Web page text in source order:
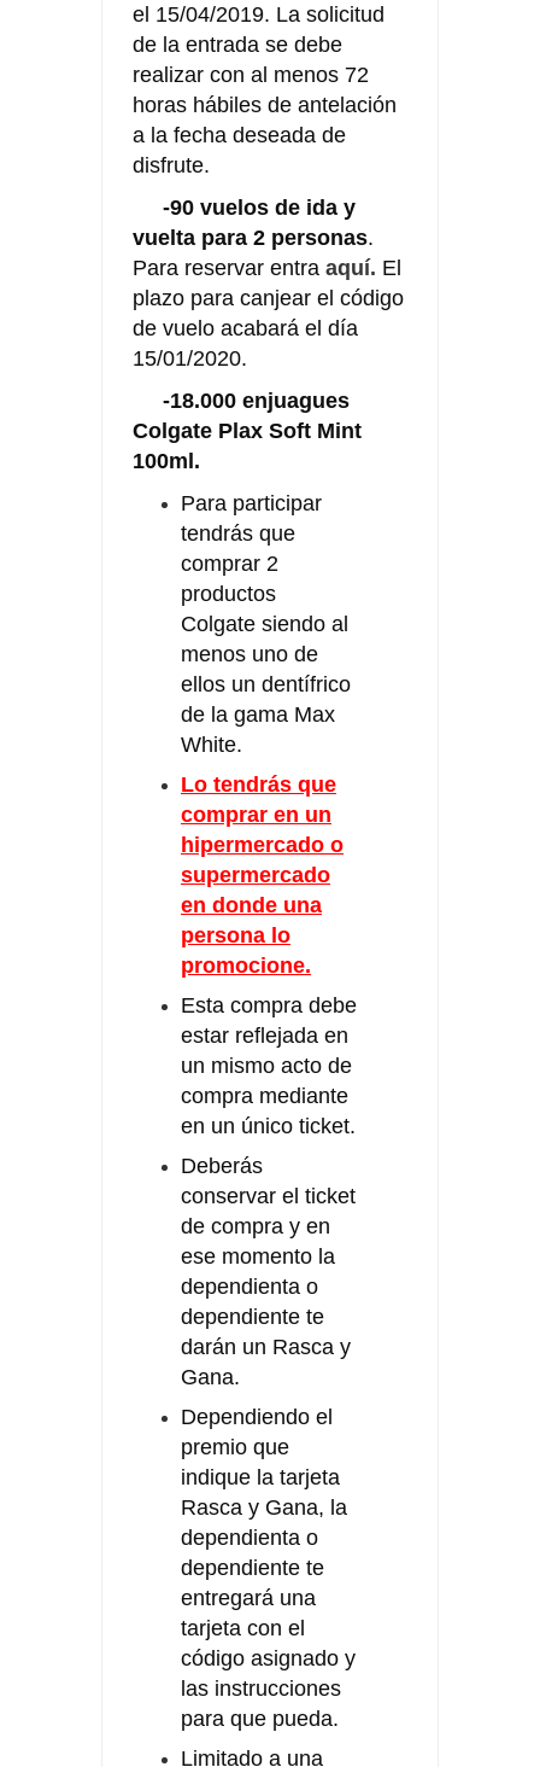
el 15/04/2019. La solicitud
de la entrada se debe
realizar con al menos 72
horas hábiles de antelación
a la fecha deseada de
disfrute.
-90 vuelos de ida y
vuelta para 2 personas.
Para reservar entra aquí. El
plazo para canjear el código
de vuelo acabará el día
15/01/2020.
-18.000 enjuagues
Colgate Plax Soft Mint
100ml.
Para participar
tendrás que
comprar 2
productos
Colgate siendo al
menos uno de
ellos un dentífrico
de la gama Max
White.
Lo tendrás que
comprar en un
hipermercado o
supermercado
en donde una
persona lo
promocione.
Esta compra debe
estar reflejada en
un mismo acto de
compra mediante
en un único ticket.
Deberás
conservar el ticket
de compra y en
ese momento la
dependienta o
dependiente te
darán un Rasca y
Gana.
Dependiendo el
premio que
indique la tarjeta
Rasca y Gana, la
dependienta o
dependiente te
entregará una
tarjeta con el
código asignado y
las instrucciones
para que pueda.
Limitado a una